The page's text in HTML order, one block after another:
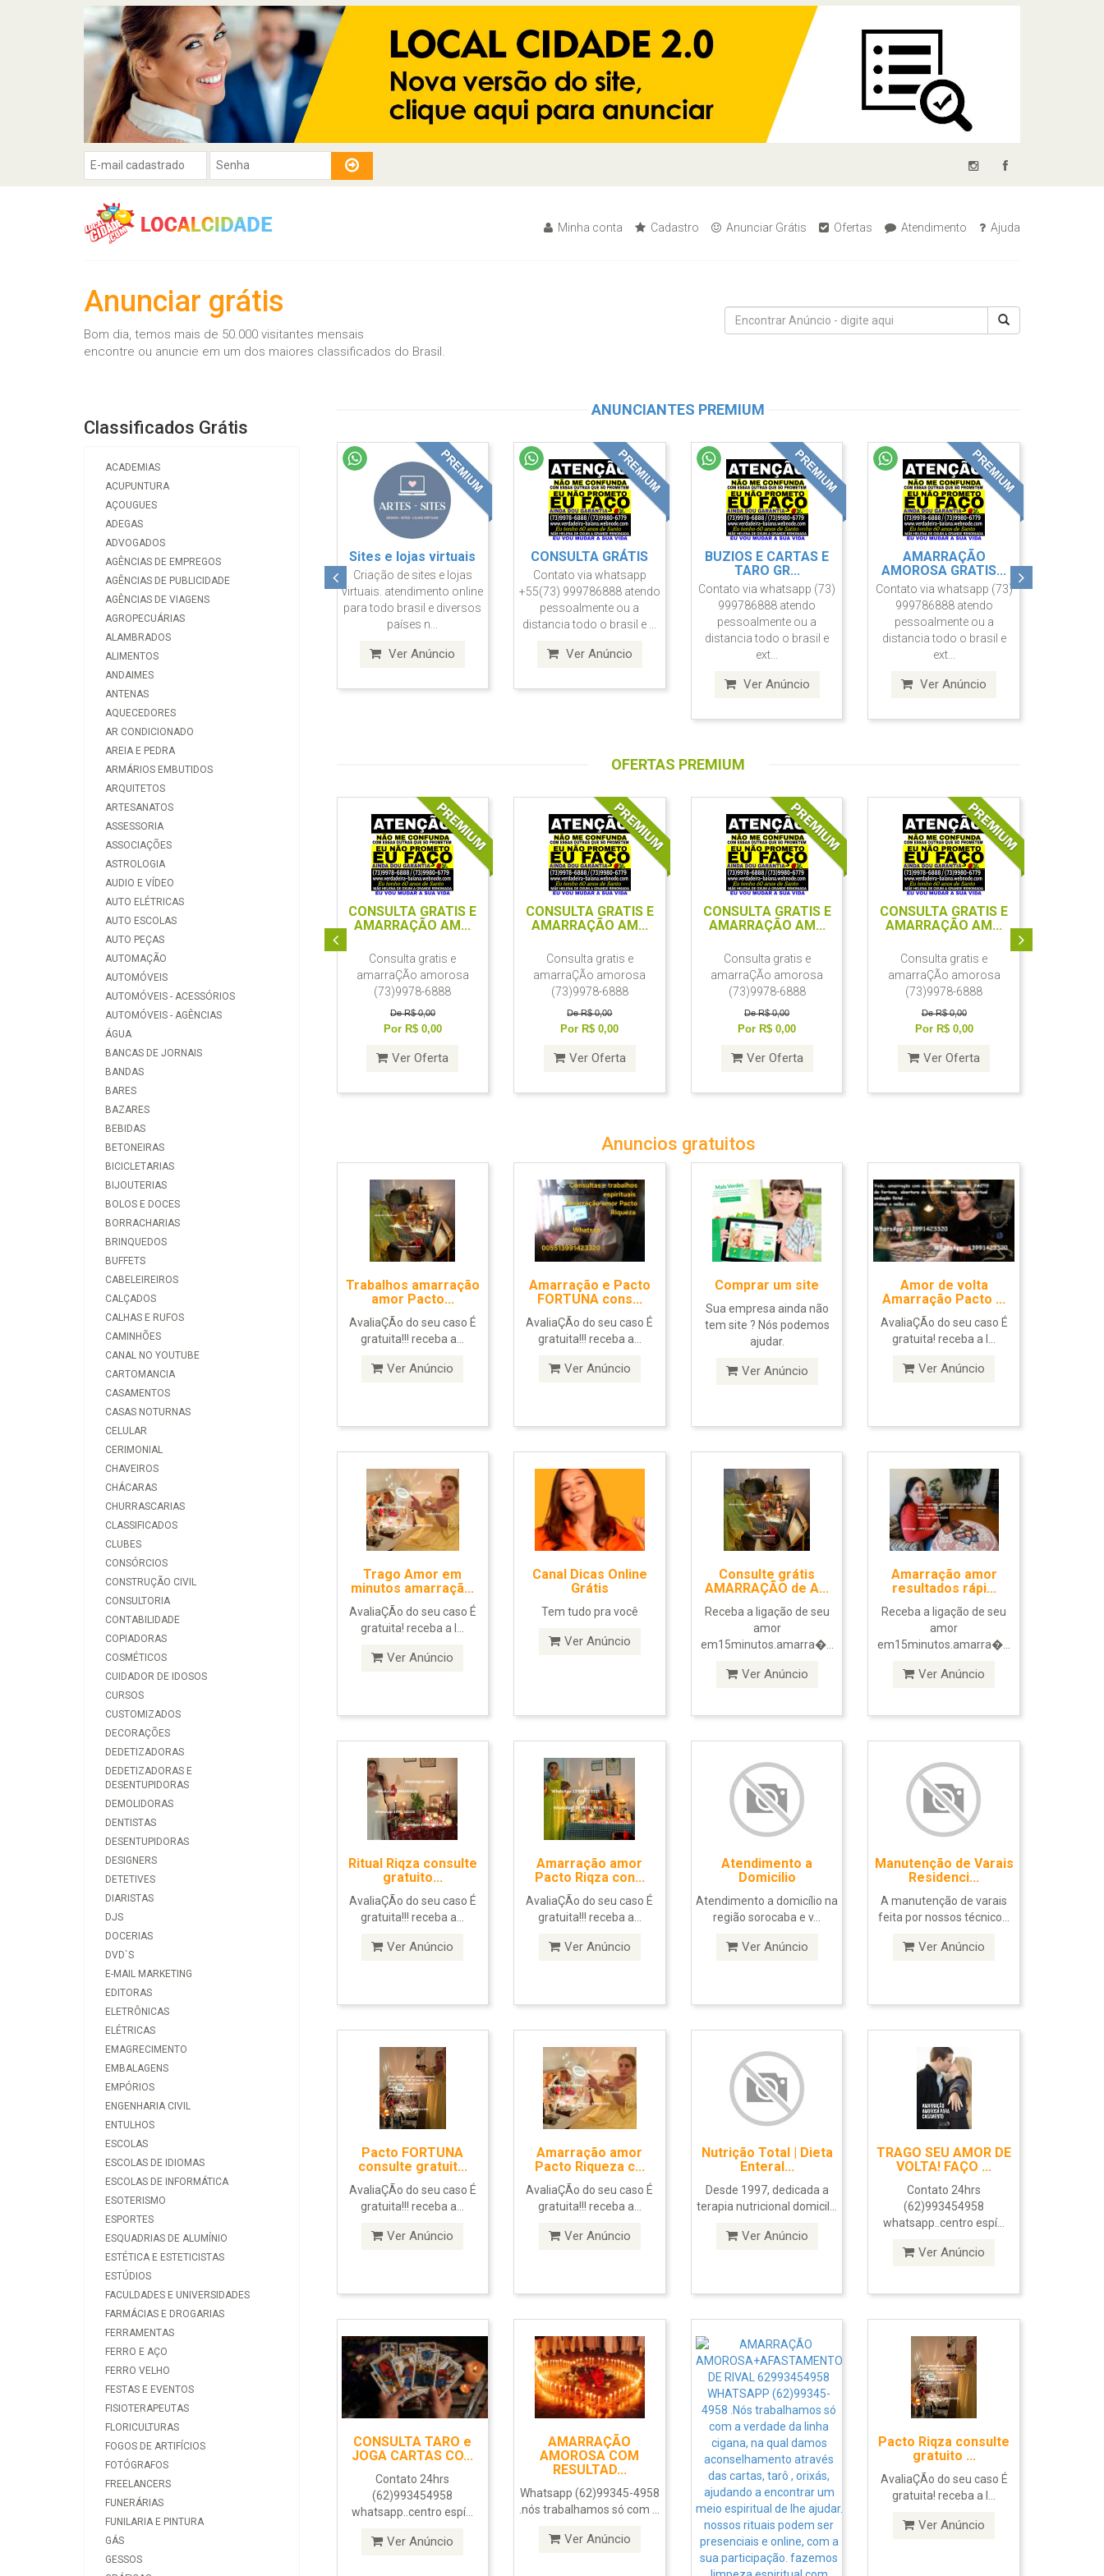
Minha conta Cadastro Anunciar Grátis Ofertas Atendimento Ajuda
Anunciar grátis
Bom dia, temos mais de 50.000 visitantes mensais
encontre ou anuncie em um dos maiores classificados do Brasil.
Classificados Grátis
ACADEMIAS
ACUPUNTURA
AÇOUGUES
ADEGAS
ADVOGADOS
AGÊNCIAS DE EMPREGOS
AGÊNCIAS DE PUBLICIDADE
AGÊNCIAS DE VIAGENS
AGROPECUÁRIAS
ALAMBRADOS
ALIMENTOS
ANDAIMES
ANTENAS
AQUECEDORES
AR CONDICIONADO
AREIA E PEDRA
ARMÁRIOS EMBUTIDOS
ARQUITETOS
ARTESANATOS
ASSESSORIA
ASSOCIAÇÕES
ASTROLOGIA
AUDIO E VÍDEO
AUTO ELÉTRICAS
AUTO ESCOLAS
AUTO PEÇAS
AUTOMAÇÃO
AUTOMÓVEIS
AUTOMÓVEIS - ACESSÓRIOS
AUTOMÓVEIS - AGÊNCIAS
ÁGUA
BANCAS DE JORNAIS
BANDAS
BARES
BAZARES
BEBIDAS
BETONEIRAS
BICICLETARIAS
BIJOUTERIAS
BOLOS E DOCES
BORRACHARIAS
BRINQUEDOS
BUFFETS
CABELEIREIROS
CALÇADOS
CALHAS E RUFOS
CAMINHÕES
CANAL NO YOUTUBE
CARTOMANCIA
CASAMENTOS
CASAS NOTURNAS
CELULAR
CERIMONIAL
CHAVEIROS
CHÁCARAS
CHURRASCARIAS
CLASSIFICADOS
CLUBES
CONSÓRCIOS
CONSTRUÇÃO CIVIL
CONSULTORIA
CONTABILIDADE
COPIADORAS
COSMÉTICOS
CUIDADOR DE IDOSOS
CURSOS
CUSTOMIZADOS
DECORAÇÕES
DEDETIZADORAS
DEDETIZADORAS E
DESENTUPIDORAS
DEMOLIDORAS
DENTISTAS
DESENTUPIDORAS
DESIGNERS
DETETIVES
DIARISTAS
DJS
DOCERIAS
DVD`S
E-MAIL MARKETING
EDITORAS
ELETRÔNICAS
ELÉTRICAS
EMAGRECIMENTO
EMBALAGENS
EMPÓRIOS
ENGENHARIA CIVIL
ENTULHOS
ESCOLAS
ESCOLAS DE IDIOMAS
ESCOLAS DE INFORMÁTICA
ESOTERISMO
ESPORTES
ESQUADRIAS DE ALUMÍNIO
ESTÉTICA E ESTETICISTAS
ESTÚDIOS
FACULDADES E UNIVERSIDADES
FARMÁCIAS E DROGARIAS
FERRAMENTAS
FERRO E AÇO
FERRO VELHO
FESTAS E EVENTOS
FISIOTERAPEUTAS
FLORICULTURAS
FOGOS DE ARTIFÍCIOS
FOTÓGRAFOS
FREELANCERS
FUNERÁRIAS
FUNILARIA E PINTURA
GÁS
GESSOS
ANUNCIANTES PREMIUM
CONSULTA GRÁTIS
Contato via whatsapp (73)
999786888 atendo
pessoalmente ou a
distancia todo o brasil e
CONSULTA GRÁTIS
Contato via whatsapp (73)
999786888 atendo
pessoalmente ou a
distancia todo o brasil e
CENTRO ESPIRITA NA
BAHIA ...
Contato via whatsapp (73)
999786888 atendo
pessoalmente ou a
distancia todo o brasil e
ext...
Ver Anúncio
CONSULTA BUZIOS
GRATIS
Contato via whatsapp (73)
999786888 atendo
pessoalmente ou a
distancia todo o brasil e
ext...
Ver Anúncio
OFERTAS PREMIUM
CONSULTA GRATIS E
AMARRAÇÃO AM...
Consulta gratis e
amarraÇÃo amorosa
(73)9978-6888
De R$ 0,00
Por R$ 0,00
Ver Oferta
CONSULTA GRATIS E
AMARRAÇÃO AM...
Consulta gratis e
amarraÇÃo amorosa
(73)9978-6888
De R$ 0,00
Por R$ 0,00
Ver Oferta
CONSULTA GRATIS E
AMARRAÇÃO AM...
Consulta gratis e
amarraÇÃo amorosa
(73)9978-6888
De R$ 0,00
Por R$ 0,00
Ver Oferta
CONSULTA GRATIS E
AMARRAÇÃO AM...
Consulta gratis e
amarraÇÃo amorosa
(73)9978-6888
De R$ 0,00
Por R$ 0,00
Ver Oferta
Anuncios gratuitos
Trabalhos amarração
amor Pacto...
AvaliaÇÃo do seu caso É
gratuita!!! receba a...
Ver Anúncio
Amarração e Pacto
FORTUNA cons...
AvaliaÇÃo do seu caso É
gratuita!!! receba a...
Ver Anúncio
Comprar um site
Sua empresa ainda não
tem site ? Nós podemos
ajudar.
Ver Anúncio
Amor de volta
Amarração Pacto ...
AvaliaÇÃo do seu caso É
gratuita! receba a l...
Ver Anúncio
Trago Amor em
minutos amarraçã...
AvaliaÇÃo do seu caso É
gratuita! receba a l...
Ver Anúncio
Canal Dicas Online
Grátis
Tem tudo pra você
Ver Anúncio
Consulte grátis
AMARRAÇÃO de A...
Receba a ligação de seu
amor
em15minutos.amarra�...
Ver Anúncio
Amarração amor
resultados rápi...
Receba a ligação de seu
amor
em15minutos.amarra�...
Ver Anúncio
Ritual Riqza consulte
gratuito...
AvaliaÇÃo do seu caso É
gratuita!!! receba a...
Ver Anúncio
Amarração amor
Pacto Riqza con...
AvaliaÇÃo do seu caso É
gratuita!!! receba a...
Ver Anúncio
Atendimento a
Domicilio
Atendimento a domicílio na
região sorocaba e v...
Ver Anúncio
Manutenção de Varais
Residenci...
A manutenção de varais
feita por nossos técnico...
Ver Anúncio
Pacto FORTUNA
consulte gratuit...
AvaliaÇÃo do seu caso É
gratuita!!! receba a...
Ver Anúncio
Amarração amor
Pacto Riqueza c...
AvaliaÇÃo do seu caso É
gratuita!!! receba a...
Ver Anúncio
Nutrição Total | Dieta
Enteral...
Desde 1997, dedicada a
terapia nutricional domicil...
Ver Anúncio
TRAGO SEU AMOR DE
VOLTA! FAÇO ...
Contato 24hrs
(62)993454958
whatsapp..centro espí...
Ver Anúncio
CONSULTA TARO e
JOGA CARTAS CO...
Contato 24hrs
(62)993454958
whatsapp..centro espí...
Ver Anúncio
AMARRAÇÃO
AMOROSA COM
RESULTAD...
Whatsapp (62)99345-4958
.nós trabalhamos só com ...
Ver Anúncio
Pacto Riqza consulte
gratuito ...
AvaliaÇÃo do seu caso É
gratuita! receba a l...
Ver Anúncio